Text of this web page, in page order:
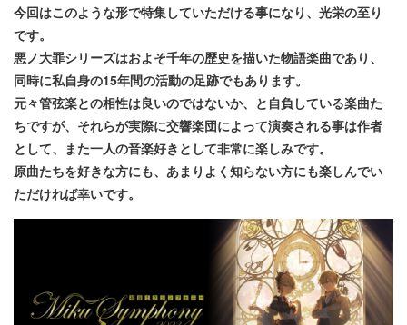
今回はこのような形で特集していただける事になり、光栄の至り
です。
悪ノ大罪シリーズはおよそ千年の歴史を描いた物語楽曲であり、
同時に私自身の15年間の活動の足跡でもあります。
元々管弦楽との相性は良いのではないか、と自負している楽曲た
ちですが、それらが実際に交響楽団によって演奏される事は作者
として、また一人の音楽好きとして非常に楽しみです。
原曲たちを好きな方にも、あまりよく知らない方にも楽しんでい
ただければ幸いです。